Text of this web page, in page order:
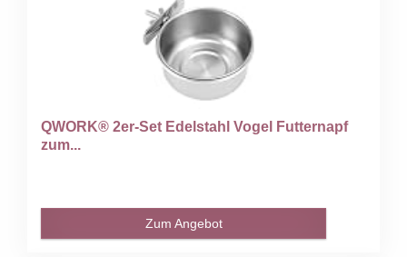
QWORK® 2er-Set Edelstahl Vogel Futternapf
zum...
Zum Angebot